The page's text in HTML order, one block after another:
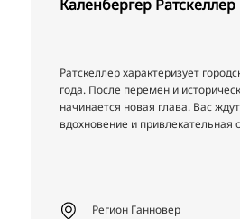
Каленбергер Ратскеллер
Ратскеллер характеризует
года. После перемен и
начинается новая глава. Вас
вдохновение и привлекательная
Регион Ганновер